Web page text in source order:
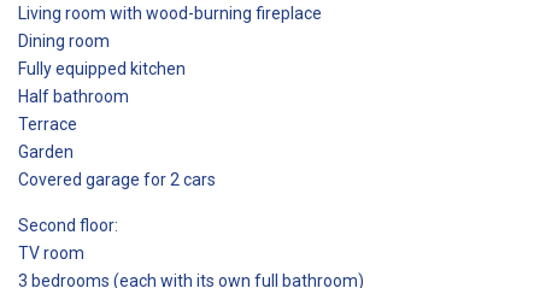
Living room with wood-burning fireplace
Dining room
Fully equipped kitchen
Half bathroom
Terrace
Garden
Covered garage for 2 cars
Second floor:
TV room
3 bedrooms (each with its own full bathroom)